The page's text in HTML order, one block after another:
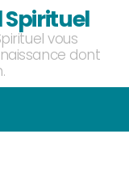
Spirituel
vous
dont